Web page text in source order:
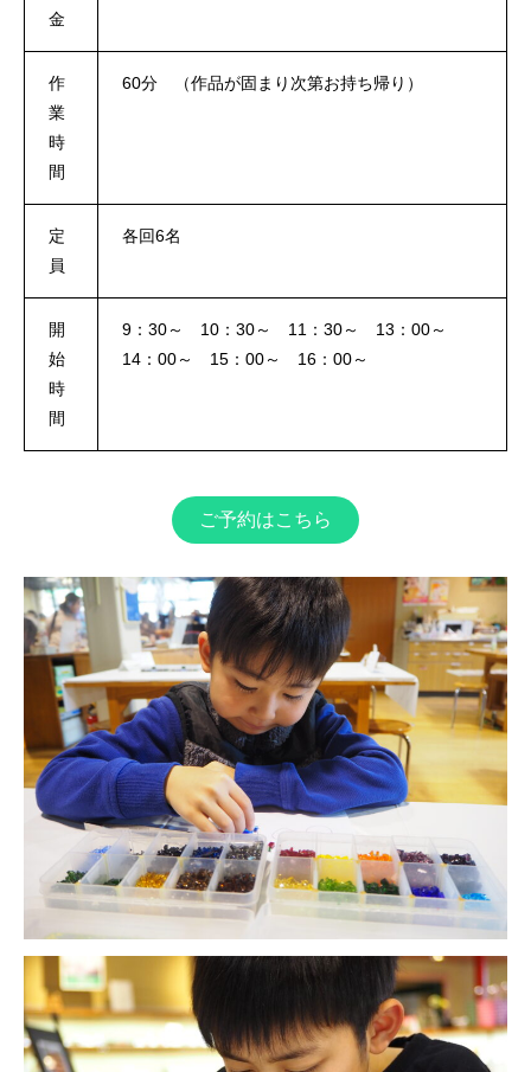
金
作
業
時
間
60分 （作品が固まり次第お持ち帰り）
定
員
各回6名
開
始
時
間
9：30～ 10：30～ 11：30～ 13：00～
14：00～ 15：00～ 16：00～
ご予約はこちら